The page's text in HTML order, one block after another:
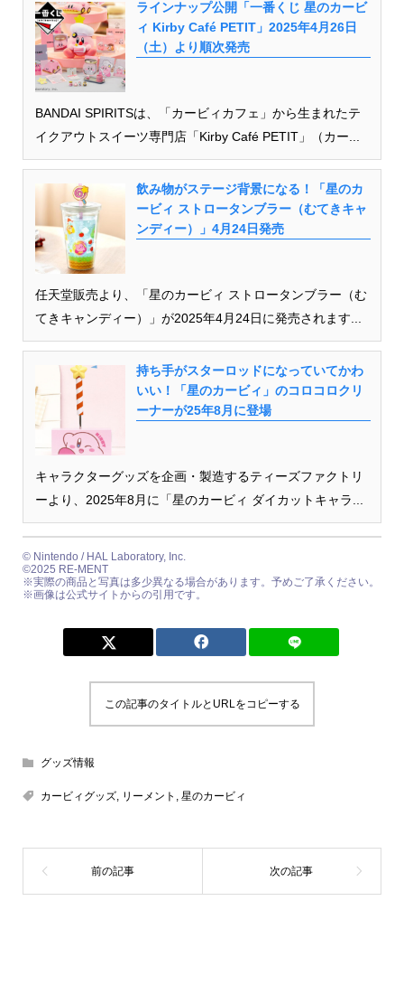
ラインナップ公開「一番くじ 星のカービ
ィ Kirby Café PETIT」2025年4月26日
（土）より順次発売
BANDAI SPIRITSは、「カービィカフェ」から生まれたテ
イクアウトスイーツ専門店「Kirby Café PETIT」（カー...
飲み物がステージ背景になる！「星のカ
ービィ ストロータンブラー（むてきキャ
ンディー）」4月24日発売
任天堂販売より、「星のカービィ ストロータンブラー（む
てきキャンディー）」が2025年4月24日に発売されます...
持ち手がスターロッドになっていてかわ
いい！「星のカービィ」のコロコロクリ
ーナーが25年8月に登場
キャラクターグッズを企画・製造するティーズファクトリ
ーより、2025年8月に「星のカービィ ダイカットキャラ...
© Nintendo / HAL Laboratory, Inc.
©2025 RE-MENT
※実際の商品と写真は多少異なる場合があります。予めご了承ください。
※画像は公式サイトからの引用です。
この記事のタイトルとURLをコピーする
グッズ情報
カービィグッズ, リーメント , 星のカービィ